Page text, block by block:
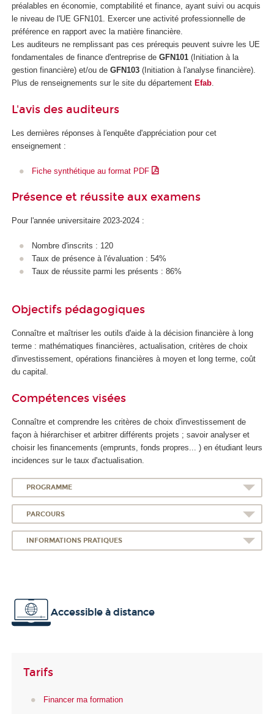
préalables en économie, comptabilité et finance, ayant suivi ou acquis
le niveau de l'UE GFN101. Exercer une activité professionnelle de
préférence en rapport avec la matière financière.
Les auditeurs ne remplissant pas ces prérequis peuvent suivre les UE
fondamentales de finance d'entreprise de GFN101 (Initiation à la
gestion financière) et/ou de GFN103 (Initiation à l'analyse financière).
Plus de renseignements sur le site du département Efab.
L'avis des auditeurs
Les dernières réponses à l'enquête d'appréciation pour cet
enseignement :
Fiche synthétique au format PDF
Présence et réussite aux examens
Pour l'année universitaire 2023-2024 :
Nombre d'inscrits : 120
Taux de présence à l'évaluation : 54%
Taux de réussite parmi les présents : 86%
Objectifs pédagogiques
Connaître et maîtriser les outils d'aide à la décision financière à long
terme : mathématiques financières, actualisation, critères de choix
d'investissement, opérations financières à moyen et long terme, coût
du capital.
Compétences visées
Connaître et comprendre les critères de choix d'investissement de
façon à hiérarchiser et arbitrer différents projets ; savoir analyser et
choisir les financements (emprunts, fonds propres... ) en étudiant leurs
incidences sur le taux d'actualisation.
PROGRAMME
PARCOURS
INFORMATIONS PRATIQUES
Accessible à distance
Tarifs
Financer ma formation